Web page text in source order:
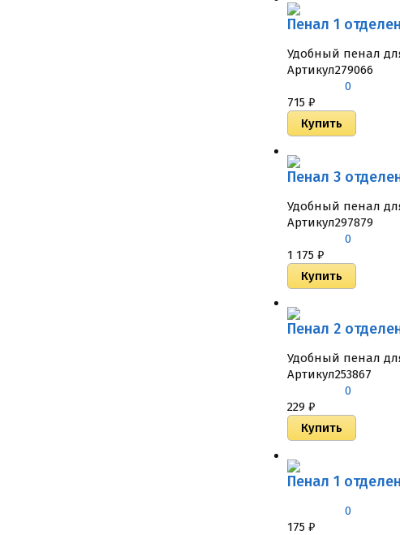
Пенал 1
Удобный пенал
Артикул279066
0
715 ₽
Пенал 3
Удобный пенал
Артикул297879
0
1 175 ₽
Пенал 2
Удобный пенал
Артикул253867
0
229 ₽
Пенал 1
0
175 ₽